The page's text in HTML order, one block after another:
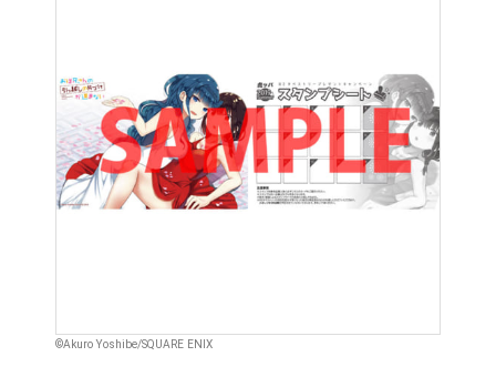
©Akuro Yoshibe/SQUARE ENIX